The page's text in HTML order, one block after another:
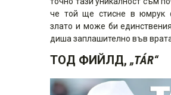
че той ще стисне в юмрук
злато и може би
диша заплашително във
ТОД ФИЙЛД, „TÁR“